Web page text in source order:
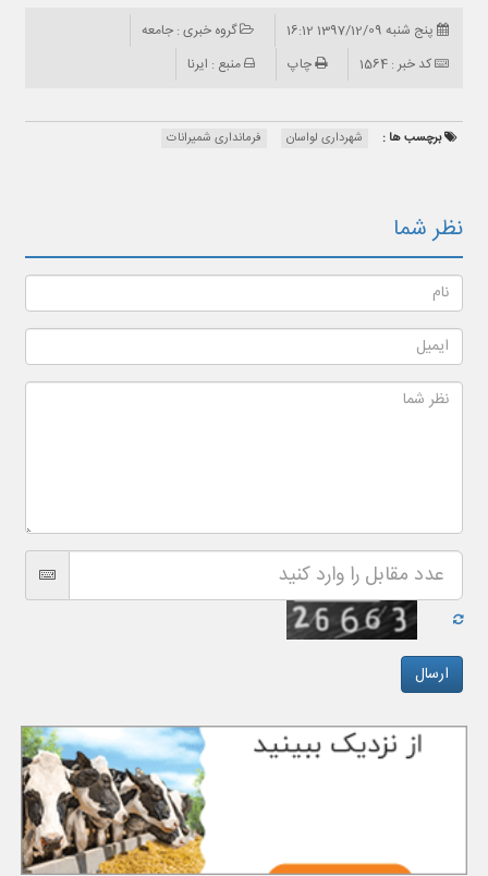
پنج شنبه 1397/12/09 16:12
گروه خبری : جامعه
کد خبر : 1564
چاپ منبع : ایرنا
برچسب ها : شهرداری لواسان فرمانداری شمیرانات
نظر شما